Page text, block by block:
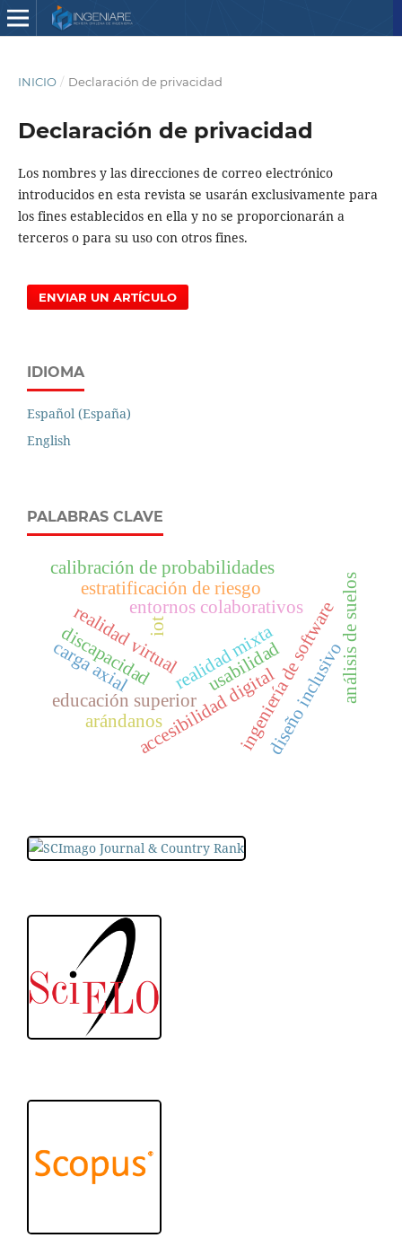
INICIO / Declaración de privacidad
Declaración de privacidad
Los nombres y las direcciones de correo electrónico
introducidos en esta revista se usarán exclusivamente para
los fines establecidos en ella y no se proporcionarán a
terceros o para su uso con otros fines.
ENVIAR UN ARTÍCULO
IDIOMA
Español (España)
English
PALABRAS CLAVE
realidad mixta
educación superior
entornos colaborativos
realidad virtual
accesibilidad digitalingeniería de software
diseño inclusivo
discapacidad usabilidad
estratificación de riesgo
calibración de probabilidades
carga axial análisis de suelos
iot
arándanos